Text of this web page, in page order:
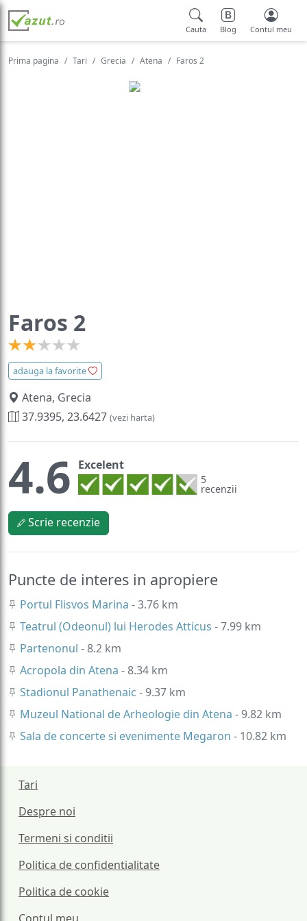
Cauta Blog Contul meu
Prima pagina Tari Grecia Atena Faros 2
Faros 2
adauga la favorite
Atena, Grecia
37.9395, 23.6427 (vezi harta)
4.6 Excelent
5
recenzii
Scrie recenzie
Puncte de interes in apropiere
Portul Flisvos Marina - 3.76 km
Teatrul (Odeonul) lui Herodes Atticus - 7.99 km
Partenonul - 8.2 km
Acropola din Atena - 8.34 km
Stadionul Panathenaic - 9.37 km
Muzeul National de Arheologie din Atena - 9.82 km
Sala de concerte si evenimente Megaron - 10.82 km
Tari
Despre noi
Termeni si conditii
Politica de confidentialitate
Politica de cookie